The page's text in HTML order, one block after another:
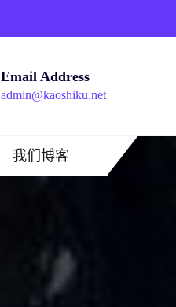
Email Address
admin@kaoshiku.net
我们博客